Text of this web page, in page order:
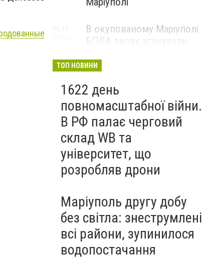
В окупованому Маріуполі
БПЛА знову атакували
— ВІДЕО
ТОП НОВИНИ
1622 день
повномасштабної війни.
В РФ палає черговий
склад WB та
університет, що
розробляв дрони
Маріуполь другу добу
без світла: знеструмлені
всі райони, зупинилося
водопостачання